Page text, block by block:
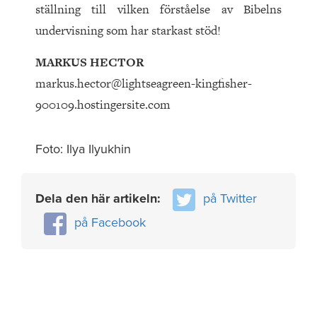
ställning till vilken förståelse av Bibelns
undervisning som har starkast stöd!
MARKUS HECTOR
markus.hector@lightseagreen-kingfisher-
900109.hostingersite.com
Foto: Ilya Ilyukhin
Dela den här artikeln:
på Twitter
på Facebook